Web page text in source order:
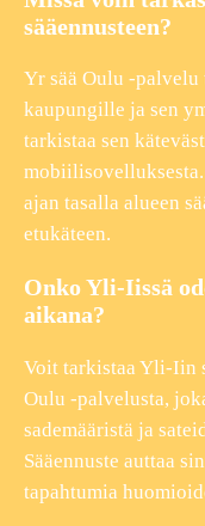
sääennusteen?
Yr sää Oulu -palvelu
kaupungille ja sen
tarkistaa sen
mobiilisovelluksesta.
ajan tasalla alueen
etukäteen.
Onko Yli-Iissä
aikana?
Voit tarkistaa Yli-Iin
Oulu -palvelusta,
sademääristä ja
Sääennuste auttaa
tapahtumia